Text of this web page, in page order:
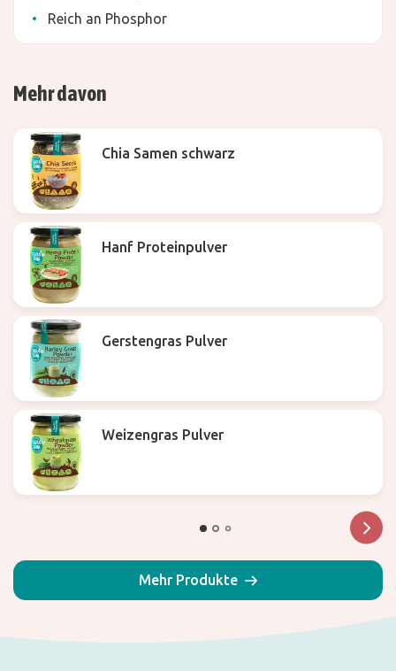
Reich an Phosphor
Mehr davon
Chia Samen schwarz
Hanf Proteinpulver
Gerstengras Pulver
Weizengras Pulver
Mehr Produkte